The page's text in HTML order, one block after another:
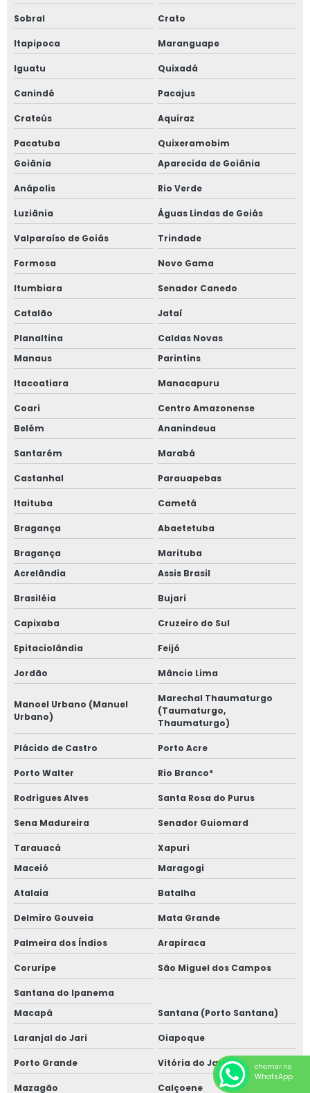
Sobral Crato
Itapipoca Maranguape
Iguatu Quixadá
Canindé Pacajus
Crateús Aquiraz
Pacatuba
Quixeramobim
Goiânia
Aparecida de Goiânia
Anápolis Rio Verde
Luziânia Águas Lindas de Goiás
Valparaíso de Goiás Trindade
Formosa Novo Gama
Itumbiara Senador Canedo
Catalão Jataí
Planaltina
Caldas Novas
Manaus
Parintins
Itacoatiara Manacapuru
Coari
Centro Amazonense
Belém
Ananindeua
Santarém Marabá
Castanhal Parauapebas
Itaituba Cametá
Bragança Abaetetuba
Bragança
Marituba
Acrelândia
Assis Brasil
Brasiléia Bujari
Capixaba Cruzeiro do Sul
Epitaciolândia Feijó
Jordão Mâncio Lima
Manoel Urbano (Manuel
Urbano)
Marechal Thaumaturgo
(Taumaturgo,
Thaumaturgo)
Plácido de Castro Porto Acre
Porto Walter Rio Branco*
Rodrigues Alves Santa Rosa do Purus
Sena Madureira Senador Guiomard
Tarauacá
Xapuri
Maceió
Maragogi
Atalaia Batalha
Delmiro Gouveia Mata Grande
Palmeira dos Índios Arapiraca
Coruripe São Miguel dos Campos
Santana do Ipanema
Macapá
Santana (Porto Santana)
Laranjal do Jari Oiapoque
Porto Grande Vitória do Jari
Mazagão Calçoene
chamar no
WhatsApp